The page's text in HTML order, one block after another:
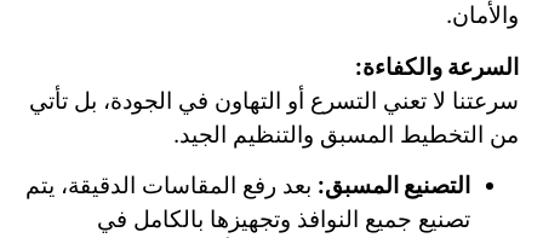
والأمان.
السرعة والكفاءة:
سرعتنا لا تعني التسرع أو التهاون في الجودة، بل تأتي
من التخطيط المسبق والتنظيم الجيد.
التصنيع المسبق: بعد رفع المقاسات الدقيقة، يتم
تصنيع جميع النوافذ وتجهيزها بالكامل في